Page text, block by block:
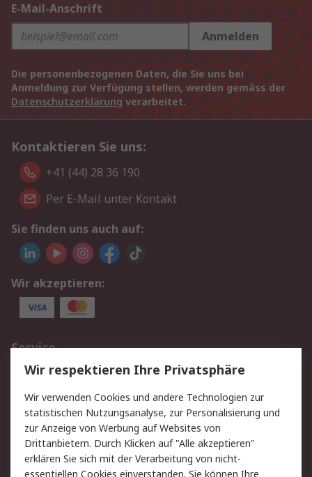
E-Mail-Anschrift
Anmelden
Die personenbezogenen Daten, die Sie uns bei
Anmeldung zur Verfügung stellen, werden gemäss der
Datenschutzerklärung verarbeitet.
Kontaktieren Sie uns:
+41 (44) 28 36 190
Per E-Mail unter Kontakt
Sie finden uns auch auf:
Wir akzeptieren:
Service
Value Added Services
Lieferlösungen
Rücksendungen
Kontakt
Hilfe
Rechtliches
Wir respektieren Ihre Privatsphäre
Wir verwenden Cookies und andere Technologien zur
statistischen Nutzungsanalyse, zur Personalisierung und
zur Anzeige von Werbung auf Websites von
Drittanbietern. Durch Klicken auf "Alle akzeptieren"
erklären Sie sich mit der Verarbeitung von nicht-
essentiellen Cookies einverstanden. Sie können Ihre